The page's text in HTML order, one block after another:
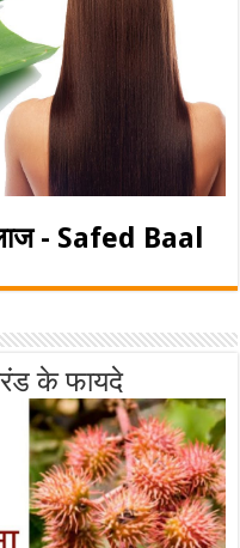
- Safed Baal
के फायदे